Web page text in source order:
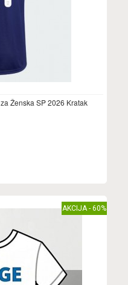
Ženska SP 2026 Kratak
AKCIJA - 60%